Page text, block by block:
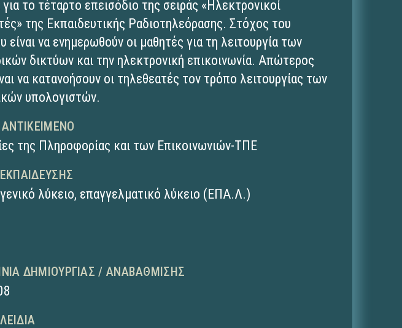
για το τέταρτο επεισόδιο της σειράς «Ηλεκτρονικοί
της Εκπαιδευτικής Ραδιοτηλεόρασης. Στόχος του
είναι να ενημερωθούν οι μαθητές για τη λειτουργία των
δικτύων και την ηλεκτρονική επικοινωνία. Απώτερος
να κατανοήσουν οι τηλεθεατές τον τρόπο λειτουργίας των
υπολογιστών.
της Πληροφορίας και των Επικοινωνιών-ΤΠΕ
γενικό λύκειο, επαγγελματικό λύκειο (ΕΠΑ.Λ.)
ΔΗΜΙΟΥΡΓΊΑΣ / ΑΝΑΒΆΘΜΙΣΗΣ